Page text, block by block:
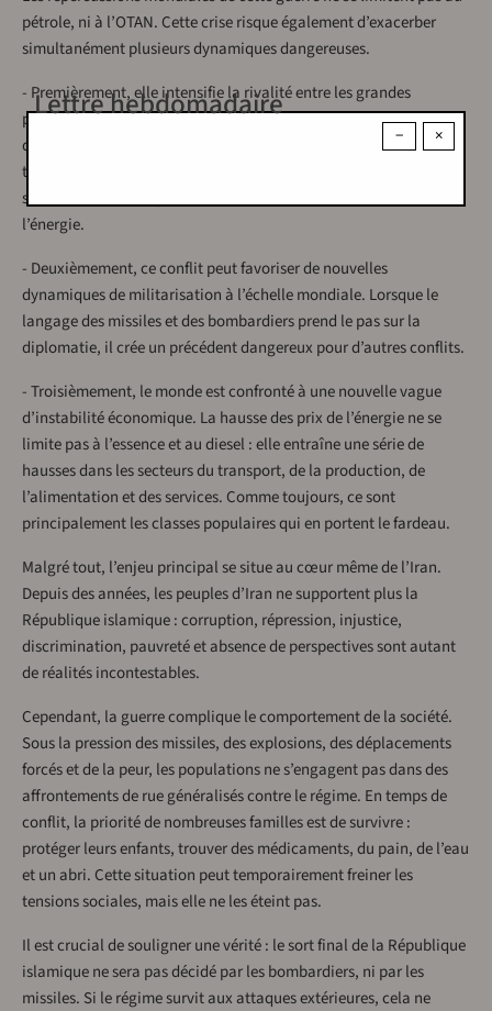
pétrole, ni à l’OTAN. Cette crise risque également d’exacerber
simultanément plusieurs dynamiques dangereuses.
- Premièrement, elle intensifie la rivalité entre les grandes
puissances. Chaque crise majeure au Moyen-Orient crée à la fois
des opportunités et des menaces pour la Russie et la Chine : elles
tirent parti de l’affaiblissement de la position américaine tout en
subissant les conséquences de l’instabilité du marché mondial de
l’énergie.
- Deuxièmement, ce conflit peut favoriser de nouvelles
dynamiques de militarisation à l’échelle mondiale. Lorsque le
langage des missiles et des bombardiers prend le pas sur la
diplomatie, il crée un précédent dangereux pour d’autres conflits.
- Troisièmement, le monde est confronté à une nouvelle vague
d’instabilité économique. La hausse des prix de l’énergie ne se
limite pas à l’essence et au diesel : elle entraîne une série de
hausses dans les secteurs du transport, de la production, de
l’alimentation et des services. Comme toujours, ce sont
principalement les classes populaires qui en portent le fardeau.
Malgré tout, l’enjeu principal se situe au cœur même de l’Iran.
Depuis des années, les peuples d’Iran ne supportent plus la
République islamique : corruption, répression, injustice,
discrimination, pauvreté et absence de perspectives sont autant
de réalités incontestables.
Cependant, la guerre complique le comportement de la société.
Sous la pression des missiles, des explosions, des déplacements
forcés et de la peur, les populations ne s’engagent pas dans des
affrontements de rue généralisés contre le régime. En temps de
conflit, la priorité de nombreuses familles est de survivre :
protéger leurs enfants, trouver des médicaments, du pain, de l’eau
et un abri. Cette situation peut temporairement freiner les
tensions sociales, mais elle ne les éteint pas.
Il est crucial de souligner une vérité : le sort final de la République
islamique ne sera pas décidé par les bombardiers, ni par les
missiles. Si le régime survit aux attaques extérieures, cela ne
×
−
Lettre hebdomadaire